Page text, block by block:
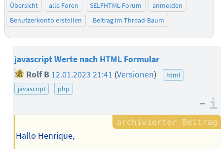
Übersicht alle Foren SELFHTML-Forum
anmelden
Benutzerkonto erstellen
Beitrag im Thread-Baum
javascript Werte nach HTML Formular
Rolf B 12.01.2023 21:41 (Versionen)
html
javascript
php
–
Hallo Henrique,